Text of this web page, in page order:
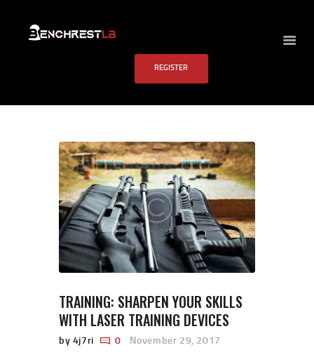
REGISTER
BENCHREST LB
ABOUT US
SCHEDULE
RULES
PAST RESULTS
SCHOOL
FAQS
CONTACT US
TRAINING: SHARPEN YOUR SKILLS
WITH LASER TRAINING DEVICES
by 4j7ri 0 November 29, 2017